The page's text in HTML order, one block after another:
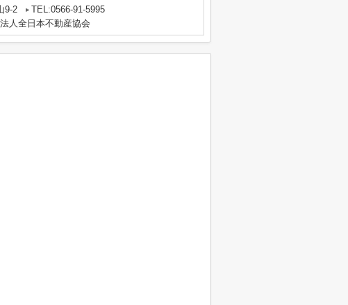
9-2
TEL:0566-91-5995
人全日本不動産協会